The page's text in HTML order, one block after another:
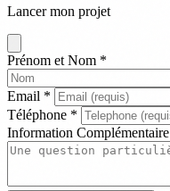
Lancer mon projet
Prénom et Nom *
Email *
Téléphone *
Information Complémentaire